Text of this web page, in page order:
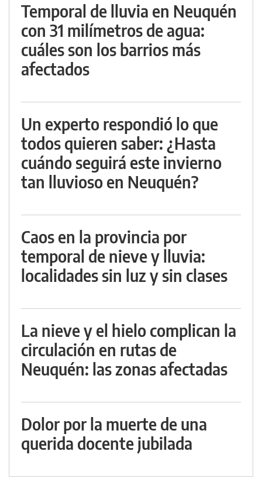
Temporal de lluvia en Neuquén
con 31 milímetros de agua:
cuáles son los barrios más
afectados
Un experto respondió lo que
todos quieren saber: ¿Hasta
cuándo seguirá este invierno
tan lluvioso en Neuquén?
Caos en la provincia por
temporal de nieve y lluvia:
localidades sin luz y sin clases
La nieve y el hielo complican la
circulación en rutas de
Neuquén: las zonas afectadas
Dolor por la muerte de una
querida docente jubilada